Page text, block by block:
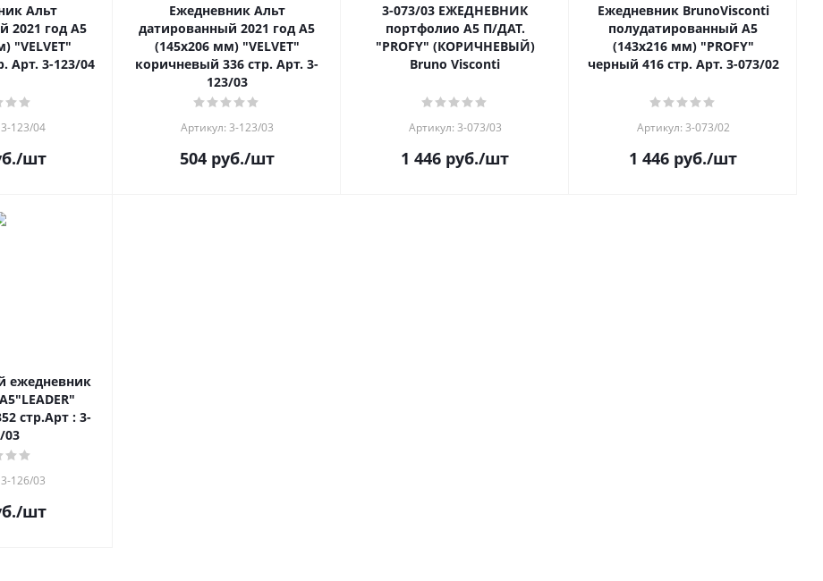
Альт
2021 год А5
"VELVET"
Арт. 3-123/04
123/04
/шт
Ежедневник Альт
датированный 2021 год А5
(145х206 мм) "VELVET"
коричневый 336 стр. Арт. 3-
123/03
Артикул: 3-123/03
504руб./шт
3-073/03 ЕЖЕДНЕВНИК
портфолио А5 П/ДАТ.
"PROFY" (КОРИЧНЕВЫЙ)
Bruno Visconti
Артикул: 3-073/03
1 446 руб./шт
Ежедневник BrunoVisconti
полудатированный А5
(143х216 мм) "PROFY"
черный 416 стр. Арт. 3-073/02
Артикул: 3-073/02
1 446 руб./шт
ежедневник
стр.Арт : 3-
03
126/03
/шт